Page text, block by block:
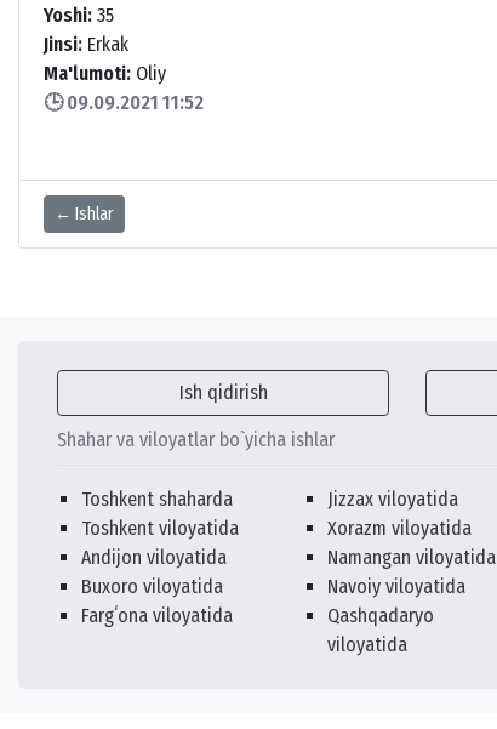
Yoshi: 35
Jinsi: Erkak
Ma'lumoti: Oliy
🕒 09.09.2021 11:52
← Ishlar
Ish qidirish
Shahar va viloyatlar bo`yicha ishlar
Toshkent shaharda
Toshkent viloyatida
Andijon viloyatida
Buxoro viloyatida
Fargʻona viloyatida
Jizzax viloyatida
Xorazm viloyatida
Namangan viloyatida
Navoiy viloyatida
Qashqadaryo
viloyatida